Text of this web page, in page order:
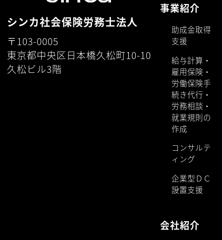
シンカ社会保険労務士法人
〒103-0005
東京都中央区日本橋久松町10-10
久松ビル3階
事業紹介
助成金取得
支援
給与計算・
雇用保険・
労働保険手
続き代行・
労務相談・
就業規則の
作成
コンサルテ
ィング
企業型ＤＣ
設置支援
会社紹介